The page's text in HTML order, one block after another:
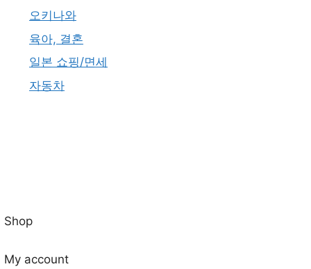
오키나와
육아, 결혼
일본 쇼핑/면세
자동차
Shop
My account